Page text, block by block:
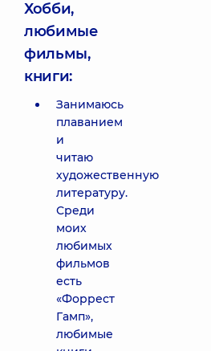
Хобби,
любимые
фильмы,
книги:
Занимаюсь
плаванием
и
читаю
художественную
литературу.
Среди
моих
любимых
фильмов
есть
«Форрест
Гамп»,
любимые